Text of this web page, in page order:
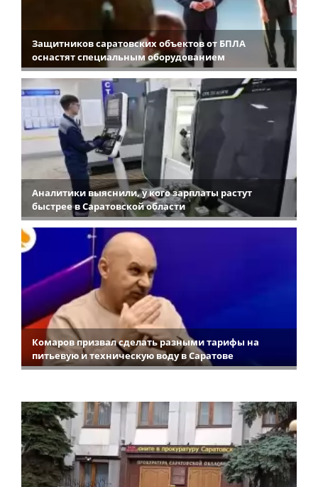
Защитников саратовских объектов от БПЛА
оснастят специальным оборудованием
Аналитики выяснили, у кого зарплаты растут
быстрее в Саратовской области
Комаров призвал сделать разными тарифы на
питьевую и техническую воду в Саратове